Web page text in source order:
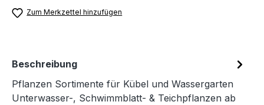
Zum Merkzettel hinzufügen
Beschreibung
Pflanzen Sortimente für Kübel und Wassergarten
Unterwasser-, Schwimmblatt- & Teichpflanzen ab